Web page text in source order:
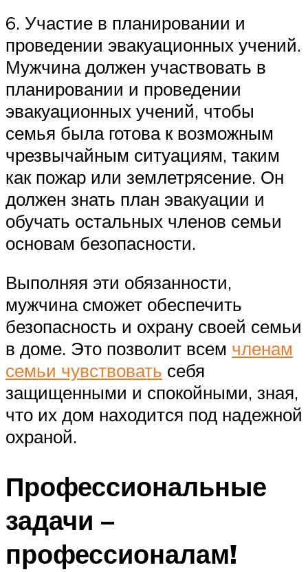
6. Участие в планировании и
проведении эвакуационных учений.
Мужчина должен участвовать в
планировании и проведении
эвакуационных учений, чтобы
семья была готова к возможным
чрезвычайным ситуациям, таким
как пожар или землетрясение. Он
должен знать план эвакуации и
обучать остальных членов семьи
основам безопасности.
Выполняя эти обязанности,
мужчина сможет обеспечить
безопасность и охрану своей семьи
в доме. Это позволит всем членам
семьи чувствовать себя
защищенными и спокойными, зная,
что их дом находится под надежной
охраной.
Профессиональные
задачи –
профессионалам!